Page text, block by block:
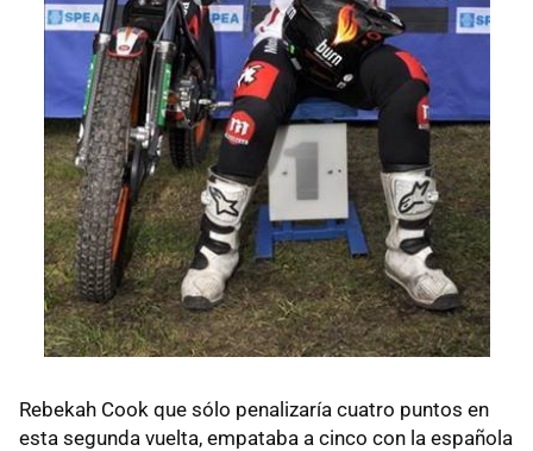
Rebekah Cook que sólo penalizaría cuatro puntos en
esta segunda vuelta, empataba a cinco con la española